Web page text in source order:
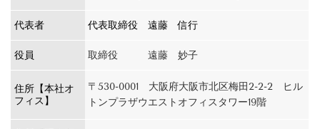
代表者 代表取締役 遠藤 信行
役員 取締役 遠藤 妙子
住所 【本社オ
フィス】
〒530-0001 大阪府大阪市北区梅田2-2-2 ヒル
トンプラザウエストオフィスタワー19階